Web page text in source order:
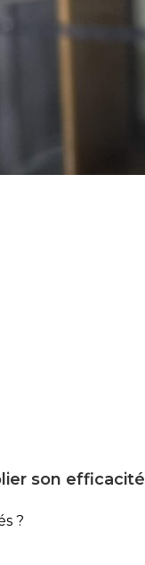
son efficacité
?